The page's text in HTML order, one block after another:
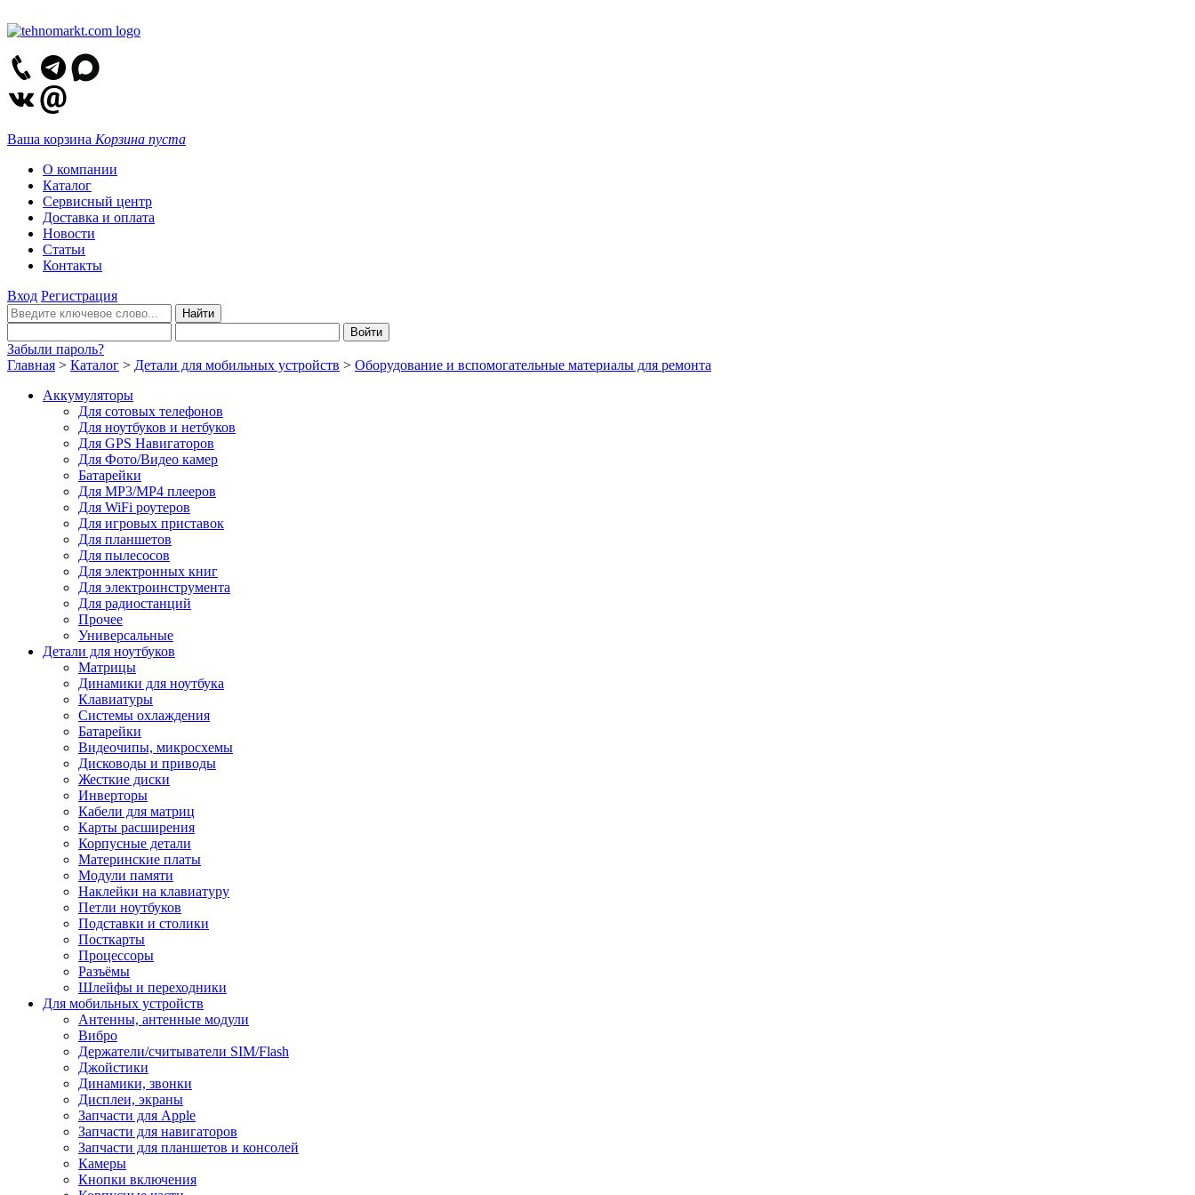
Ваша корзина Корзина пуста
О компании
Каталог
Сервисный центр
Доставка и оплата
Новости
Статьи
Контакты
Вход Регистрация
Забыли пароль?
Главная > Каталог > Детали для мобильных устройств > Оборудование и вспомогательные материалы для ремонта
Аккумуляторы
Для сотовых телефонов
Для ноутбуков и нетбуков
Для GPS Навигаторов
Для Фото/Видео камер
Батарейки
Для MP3/MP4 плееров
Для WiFi роутеров
Для игровых приставок
Для планшетов
Для пылесосов
Для электронных книг
Для электроинструмента
Для радиостанций
Прочее
Универсальные
Детали для ноутбуков
Матрицы
Динамики для ноутбука
Клавиатуры
Системы охлаждения
Батарейки
Видеочипы, микросхемы
Дисководы и приводы
Жесткие диски
Инверторы
Кабели для матриц
Карты расширения
Корпусные детали
Материнские платы
Модули памяти
Наклейки на клавиатуру
Петли ноутбуков
Подставки и столики
Посткарты
Процессоры
Разъёмы
Шлейфы и переходники
Для мобильных устройств
Антенны, антенные модули
Вибро
Держатели/считыватели SIM/Flash
Джойстики
Динамики, звонки
Дисплеи, экраны
Запчасти для Apple
Запчасти для навигаторов
Запчасти для планшетов и консолей
Камеры
Кнопки включения